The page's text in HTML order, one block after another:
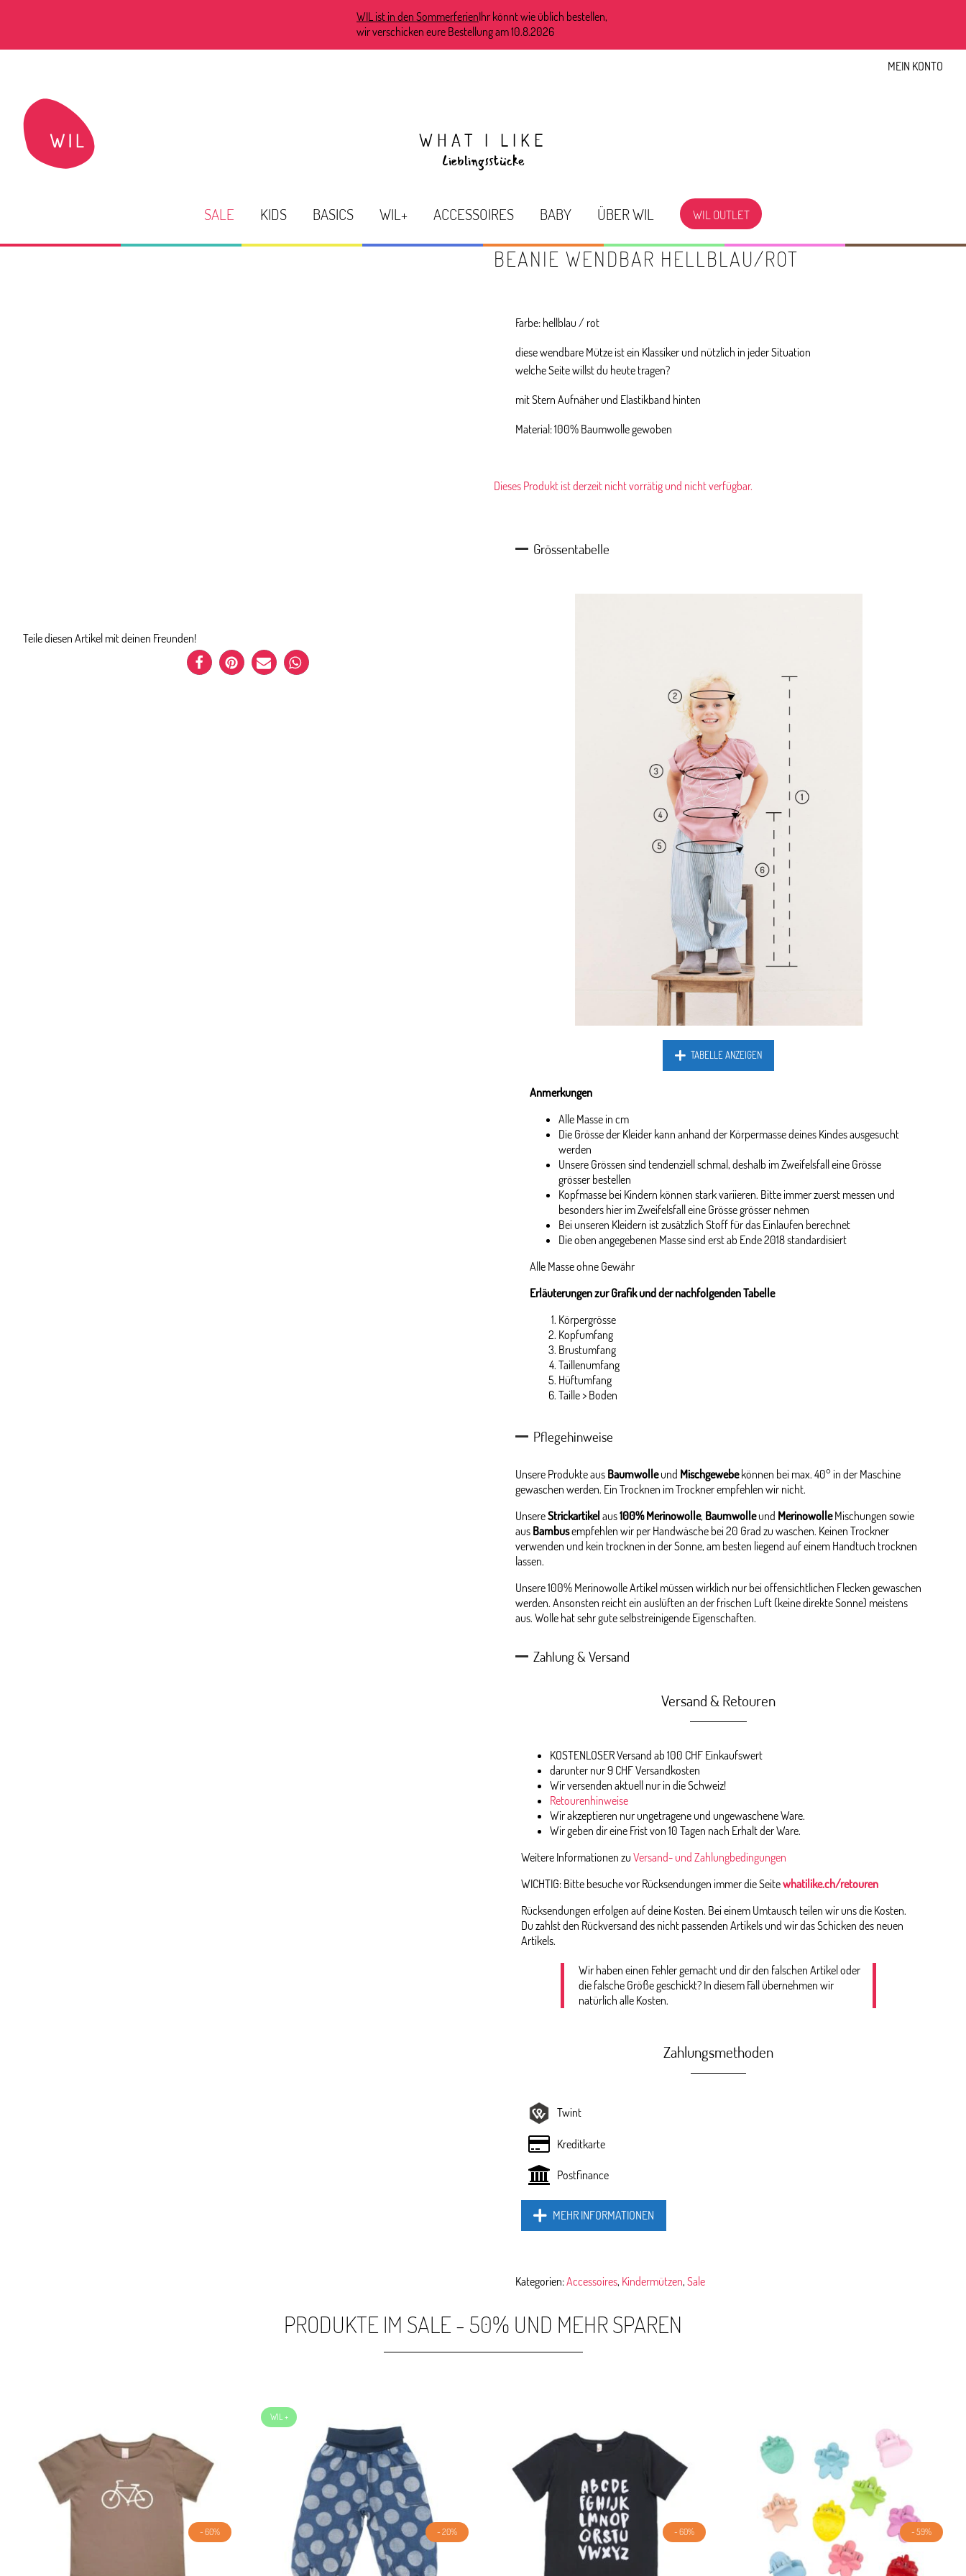
WIL ist in den SommerferienIhr könnt wie üblich bestellen,
wir verschicken eure Bestellung am 10.8.2026
MEIN KONTO
WHAT I LIKE
Lieblingsstücke
SALE KIDS BASICS WIL+ ACCESSOIRES BABY ÜBER WIL WIL OUTLET
Teile diesen Artikel mit deinen Freunden!
BEANIE WENDBAR HELLBLAU/ROT
Farbe: hellblau / rot
diese wendbare Mütze ist ein Klassiker und nützlich in jeder Situation
welche Seite willst du heute tragen?
mit Stern Aufnäher und Elastikband hinten
Material: 100% Baumwolle gewoben
Dieses Produkt ist derzeit nicht vorrätig und nicht verfügbar.
Grössentabelle
TABELLE ANZEIGEN
Anmerkungen
Alle Masse in cm
Die Grösse der Kleider kann anhand der Körpermasse deines Kindes ausgesucht
werden
Unsere Grössen sind tendenziell schmal, deshalb im Zweifelsfall eine Grösse
grösser bestellen
Kopfmasse bei Kindern können stark variieren. Bitte immer zuerst messen und
besonders hier im Zweifelsfall eine Grösse grösser nehmen
Bei unseren Kleidern ist zusätzlich Stoff für das Einlaufen berechnet
Die oben angegebenen Masse sind erst ab Ende 2018 standardisiert
Alle Masse ohne Gewähr
Erläuterungen zur Grafik und der nachfolgenden Tabelle
Körpergrösse
Kopfumfang
Brustumfang
Taillenumfang
Hüftumfang
Taille > Boden
Pflegehinweise
Unsere Produkte aus Baumwolleund Mischgewebekönnen bei max. 40° in der Maschine
gewaschen werden. Ein Trocknen im Trockner empfehlen wir nicht.
UnsereStrickartikel aus100% Merinowolle, Baumwolleund MerinowolleMischungen sowie
aus Bambusempfehlen wir per Handwäsche bei 20 Grad zu waschen. Keinen Trockner
verwenden und kein trocknen in der Sonne, am besten liegend auf einem Handtuch trocknen
lassen.
Unsere 100% Merinowolle Artikel müssen wirklich nur bei offensichtlichen Flecken gewaschen
werden. Ansonsten reicht ein auslüften an der frischen Luft (keine direkte Sonne) meistens
aus. Wolle hat sehr gute selbstreinigende Eigenschaften.
Zahlung & Versand
Versand & Retouren
KOSTENLOSER Versand ab 100 CHF Einkaufswert
darunter nur 9 CHF Versandkosten
Wir versenden aktuell nur in die Schweiz!
Retourenhinweise
Wir akzeptieren nur ungetragene und ungewaschene Ware.
Wir geben dir eine Frist von 10 Tagen nach Erhalt der Ware.
Weitere Informationen zu Versand- und Zahlungbedingungen
WICHTIG: Bitte besuche vor Rücksendungen immer die Seitewhatilike.ch/retouren
Rücksendungen erfolgen auf deine Kosten. Bei einem Umtausch teilen wir uns die Kosten.
Du zahlst den Rückversand des nicht passenden Artikels und wir das Schicken des neuen
Artikels.
Wir haben einen Fehler gemacht und dir den falschen Artikel oder
die falsche Größe geschickt? In diesem Fall übernehmen wir
natürlich alle Kosten.
Zahlungsmethoden
Twint
Kreditkarte
Postfinance
MEHR INFORMATIONEN
Kategorien:Accessoires, Kindermützen, Sale
PRODUKTE IM SALE - 50% UND MEHR SPAREN
- 60% - 20% - 60% - 59%